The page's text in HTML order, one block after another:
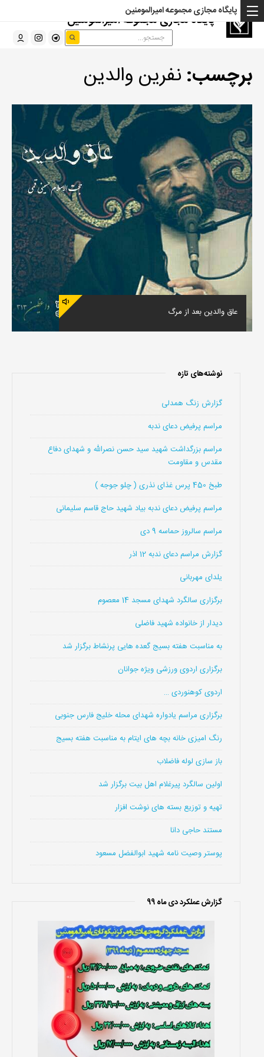
پایگاه مجازی مجموعه امیرالمومنین
پایگاه مجازی مجموعه امیرالمومنین
برچسب: نفرین والدین
عاق والدین بعد از مرگ
نوشته‌های تازه
گزارش زنگ همدلی
مراسم پرفیض دعای ندبه
مراسم بزرگداشت شهید سید حسن نصرالله و شهدای دفاع
مقدس و مقاومت
طبخ 450 پرس غذای نذری ( چلو جوجه )
مراسم پرفیض دعای ندبه بیاد شهید حاج قاسم سلیمانی
مراسم سالروز حماسه 9 دی
گزارش مراسم دعای ندبه 12 اذر
یلدای مهربانی
برگزاری سالگرد شهدای مسجد 14 معصوم
دیدار از خانواده شهید فاضلی
به مناسبت هفته بسیج گعده هایی پرنشاط برگزار شد
برگزاری اردوی ورزشی ویژه جوانان
اردوی کوهنوردی …
برگزاری مراسم یادواره شهدای محله خلیج فارس جنوبی
رنگ امیزی خانه بچه های ایتام به مناسبت هفته بسیج
باز سازی لوله فاضلاب
اولین سالگرد پیرغلام اهل بیت برگزار شد
تهیه و توزیع بسته های نوشت افزار
مستند حاجی دانا
پوستر وصیت نامه شهید ابوالفضل مسعود
گزارش عملکرد دی ماه 99